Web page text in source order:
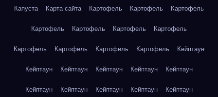
Капуста Карта сайта Картофель Картофель Картофель
Картофель Картофель Картофель Картофель
Картофель Картофель Картофель Картофель Кейптаун
Кейптаун Кейптаун Кейптаун Кейптаун Кейптаун
Кейптаун Кейптаун Кейптаун Кейптаун Кейптаун